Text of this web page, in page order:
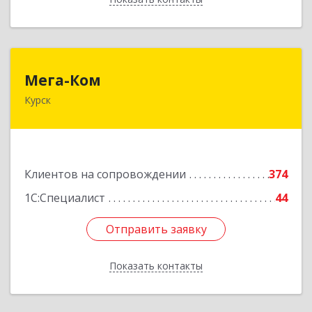
Мега-Ком
Курск
Клиентов на сопровождении
374
1С:Специалист
44
Отправить заявку
Показать контакты
305001, Курская обл, Курск г, Красной Армии ул,
Отправить заявку
Назад